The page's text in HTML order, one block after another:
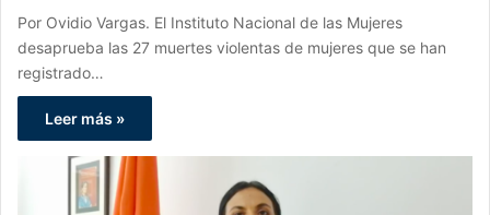
Por Ovidio Vargas. El Instituto Nacional de las Mujeres
desaprueba las 27 muertes violentas de mujeres que se han
registrado…
Leer más »